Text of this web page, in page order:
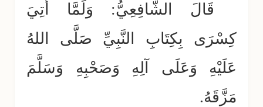
قَالَ الشَّافِعِيُّ: وَلَمَّا أُتِيَ
كِسْرَى بِكِتَابِ النَّبِيِّ صَلَّى اللهُ
عَلَيْهِ وَعَلَى آلِهِ وَصَحْبِهِ وَسَلَّمَ
مَزَّقَهُ.